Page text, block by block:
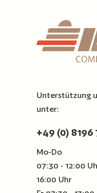
Unterstützung
unter:
+49 (0) 8196
Mo-Do
07:30 - 12:00
16:00 Uhr